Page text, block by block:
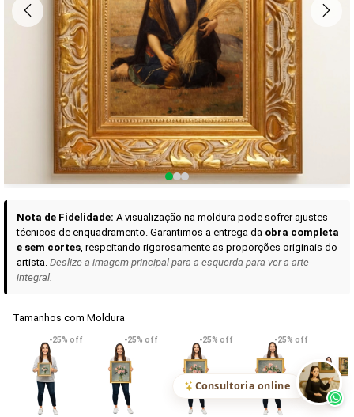
das obras doséculo XIX . Produção artesanal emCanvas 100% Algodão
molduras emMadeira Maciçae impressão com Pigmentação Mineral
QUALIDADE DE MUSEU GARANTIA ETERNA
Curadoria das Campanhas
A seleção de obras-primas apresentadas em nossos vídeos nas redes
sociais, reunidas aqui para sua apreciação.
VER DETALHES
Madona de Loreto
R$ 538,42
Narciso- caravaggio
R$ 365,92
Maria
uma Rosa
R$ 365,92
Consultoria online
Nota de Fidelidade: A visualização na moldura pode sofrer ajustes
técnicos de enquadramento. Garantimos a entrega da obra completa
e sem cortes, respeitando rigorosamente as proporções originais do
artista. Deslize a imagem principal para a esquerda para ver a arte
integral.
Tamanhos com Moldura
-25% off -25% off -25% off -25% off